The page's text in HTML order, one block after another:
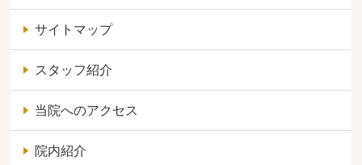
サイトマップ
スタッフ紹介
当院へのアクセス
院内紹介